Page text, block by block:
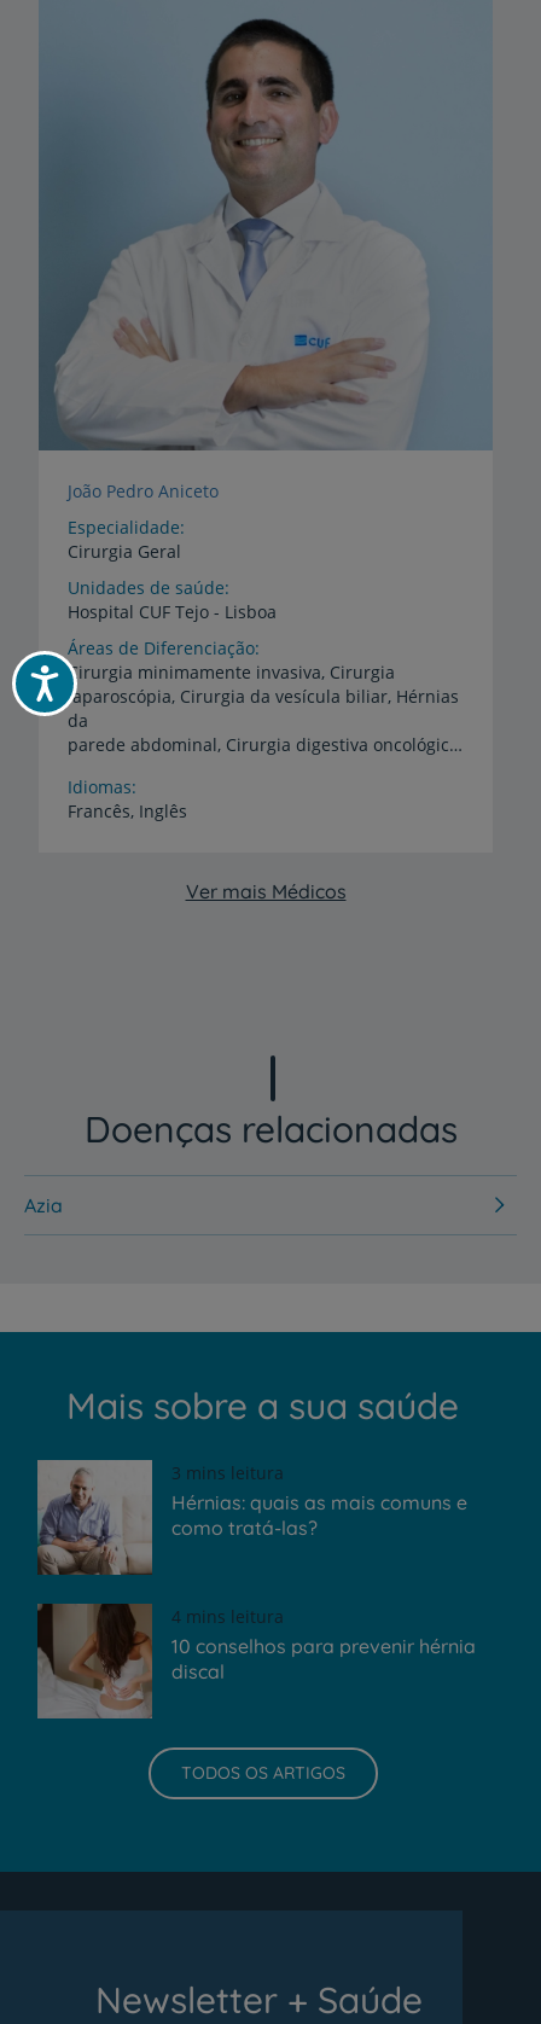
Acessibilidade
João Pedro Aniceto
Especialidade
Cirurgia Geral
Unidades de saúde
Hospital CUF Tejo - Lisboa
Áreas de Diferenciação
Cirurgia minimamente invasiva, Cirurgia
laparoscópia, Cirurgia da vesícula biliar, Hérnias
da
parede abdominal, Cirurgia digestiva oncológica, Proctologia
Idiomas
Francês, Inglês
Ver mais Médicos
Doenças relacionadas
Azia
Mais sobre a sua saúde
3 mins leitura
Hérnias: quais as mais comuns e
como tratá-las?
4 mins leitura
10 conselhos para prevenir hérnia
discal
TODOS OS ARTIGOS
Newsletter + Saúde